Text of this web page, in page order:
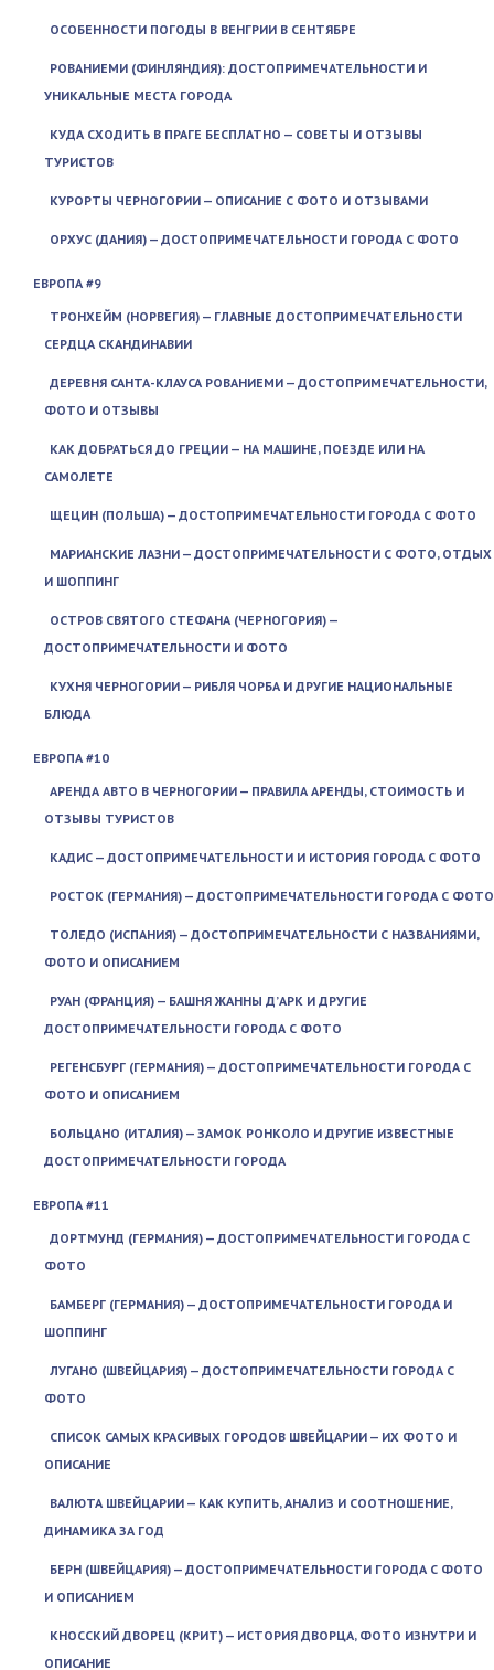
ОСОБЕННОСТИ ПОГОДЫ В ВЕНГРИИ В СЕНТЯБРЕ
РОВАНИЕМИ (ФИНЛЯНДИЯ): ДОСТОПРИМЕЧАТЕЛЬНОСТИ И
УНИКАЛЬНЫЕ МЕСТА ГОРОДА
КУДА СХОДИТЬ В ПРАГЕ БЕСПЛАТНО — СОВЕТЫ И ОТЗЫВЫ
ТУРИСТОВ
КУРОРТЫ ЧЕРНОГОРИИ — ОПИСАНИЕ С ФОТО И ОТЗЫВАМИ
ОРХУС (ДАНИЯ) — ДОСТОПРИМЕЧАТЕЛЬНОСТИ ГОРОДА С ФОТО
ЕВРОПА #9
ТРОНХЕЙМ (НОРВЕГИЯ) — ГЛАВНЫЕ ДОСТОПРИМЕЧАТЕЛЬНОСТИ
СЕРДЦА СКАНДИНАВИИ
ДЕРЕВНЯ САНТА-КЛАУСА РОВАНИЕМИ — ДОСТОПРИМЕЧАТЕЛЬНОСТИ,
ФОТО И ОТЗЫВЫ
КАК ДОБРАТЬСЯ ДО ГРЕЦИИ — НА МАШИНЕ, ПОЕЗДЕ ИЛИ НА
САМОЛЕТЕ
ЩЕЦИН (ПОЛЬША) — ДОСТОПРИМЕЧАТЕЛЬНОСТИ ГОРОДА С ФОТО
МАРИАНСКИЕ ЛАЗНИ — ДОСТОПРИМЕЧАТЕЛЬНОСТИ С ФОТО, ОТДЫХ
И ШОППИНГ
ОСТРОВ СВЯТОГО СТЕФАНА (ЧЕРНОГОРИЯ) —
ДОСТОПРИМЕЧАТЕЛЬНОСТИ И ФОТО
КУХНЯ ЧЕРНОГОРИИ — РИБЛЯ ЧОРБА И ДРУГИЕ НАЦИОНАЛЬНЫЕ
БЛЮДА
ЕВРОПА #10
АРЕНДА АВТО В ЧЕРНОГОРИИ — ПРАВИЛА АРЕНДЫ, СТОИМОСТЬ И
ОТЗЫВЫ ТУРИСТОВ
КАДИС — ДОСТОПРИМЕЧАТЕЛЬНОСТИ И ИСТОРИЯ ГОРОДА С ФОТО
РОСТОК (ГЕРМАНИЯ) — ДОСТОПРИМЕЧАТЕЛЬНОСТИ ГОРОДА С ФОТО
ТОЛЕДО (ИСПАНИЯ) — ДОСТОПРИМЕЧАТЕЛЬНОСТИ С НАЗВАНИЯМИ,
ФОТО И ОПИСАНИЕМ
РУАН (ФРАНЦИЯ) — БАШНЯ ЖАННЫ Д’АРК И ДРУГИЕ
ДОСТОПРИМЕЧАТЕЛЬНОСТИ ГОРОДА С ФОТО
РЕГЕНСБУРГ (ГЕРМАНИЯ) — ДОСТОПРИМЕЧАТЕЛЬНОСТИ ГОРОДА С
ФОТО И ОПИСАНИЕМ
БОЛЬЦАНО (ИТАЛИЯ) — ЗАМОК РОНКОЛО И ДРУГИЕ ИЗВЕСТНЫЕ
ДОСТОПРИМЕЧАТЕЛЬНОСТИ ГОРОДА
ЕВРОПА #11
ДОРТМУНД (ГЕРМАНИЯ) — ДОСТОПРИМЕЧАТЕЛЬНОСТИ ГОРОДА С
ФОТО
БАМБЕРГ (ГЕРМАНИЯ) — ДОСТОПРИМЕЧАТЕЛЬНОСТИ ГОРОДА И
ШОППИНГ
ЛУГАНО (ШВЕЙЦАРИЯ) — ДОСТОПРИМЕЧАТЕЛЬНОСТИ ГОРОДА С
ФОТО
СПИСОК САМЫХ КРАСИВЫХ ГОРОДОВ ШВЕЙЦАРИИ — ИХ ФОТО И
ОПИСАНИЕ
ВАЛЮТА ШВЕЙЦАРИИ — КАК КУПИТЬ, АНАЛИЗ И СООТНОШЕНИЕ,
ДИНАМИКА ЗА ГОД
БЕРН (ШВЕЙЦАРИЯ) — ДОСТОПРИМЕЧАТЕЛЬНОСТИ ГОРОДА С ФОТО
И ОПИСАНИЕМ
КНОССКИЙ ДВОРЕЦ (КРИТ) — ИСТОРИЯ ДВОРЦА, ФОТО ИЗНУТРИ И
ОПИСАНИЕ